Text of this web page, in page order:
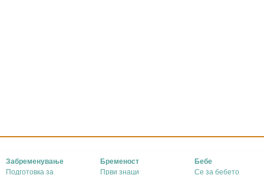
Забременување
Подготовка за
Бременост
Први знаци
Бебе
Се за бебето